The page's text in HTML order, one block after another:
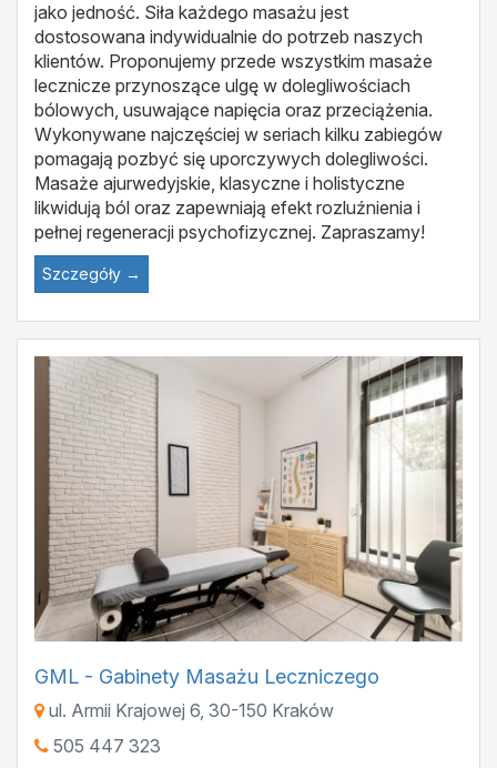
jako jedność. Siła każdego masażu jest
dostosowana indywidualnie do potrzeb naszych
klientów. Proponujemy przede wszystkim masaże
lecznicze przynoszące ulgę w dolegliwościach
bólowych, usuwające napięcia oraz przeciążenia.
Wykonywane najczęściej w seriach kilku zabiegów
pomagają pozbyć się uporczywych dolegliwości.
Masaże ajurwedyjskie, klasyczne i holistyczne
likwidują ból oraz zapewniają efekt rozluźnienia i
pełnej regeneracji psychofizycznej. Zapraszamy!
Szczegóły →
GML - Gabinety Masażu Leczniczego
ul. Armii Krajowej 6 30-150 Kraków
505 447 323